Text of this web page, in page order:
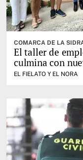
COMARCA DE LA
El taller de
culmina con
EL FIELATO Y EL NORA